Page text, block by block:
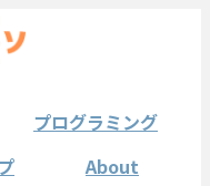
プログラミング
About